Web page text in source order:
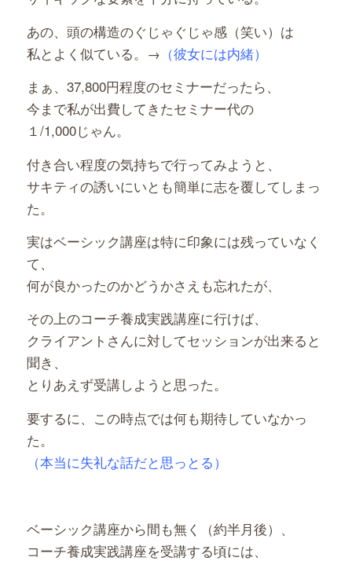
あの、頭の構造のぐじゃぐじゃ感（笑い）は
私とよく似ている。→ （彼女には内緒）
まぁ、37,800円程度のセミナーだったら、
今まで私が出費してきたセミナー代の
１/1,000じゃん。
付き合い程度の気持ちで行ってみようと、
サキティの誘いにいとも簡単に志を覆してしまっ
た。
実はベーシック講座は特に印象には残っていなく
て、
何が良かったのかどうかさえも忘れたが、
その上のコーチ養成実践講座に行けば、
クライアントさんに対してセッションが出来ると
聞き、
とりあえず受講しようと思った。
要するに、この時点では何も期待していなかっ
た。
（本当に失礼な話だと思っとる）
ベーシック講座から間も無く（約半月後）、
コーチ養成実践講座を受講する頃には、